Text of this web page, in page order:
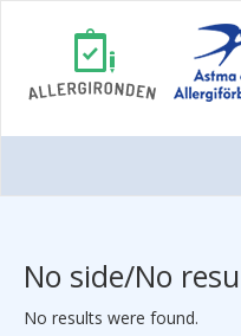
No side/No
No results were found.